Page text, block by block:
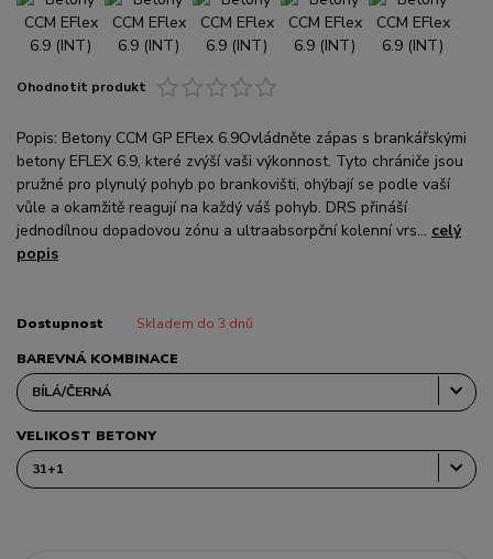
Ohodnotit produkt
Popis: Betony CCM GP EFlex 6.9Ovládněte zápas s brankářskými
betony EFLEX 6.9, které zvýší vaši výkonnost. Tyto chrániče jsou
pružné pro plynulý pohyb po brankovišti, ohýbají se podle vaší
vůle a okamžitě reagují na každý váš pohyb. DRS přináší
jednodílnou dopadovou zónu a ultraabsorpční kolenní vrs... celý
popis
Dostupnost Skladem do 3 dnů
BAREVNÁ KOMBINACE
VELIKOST BETONY